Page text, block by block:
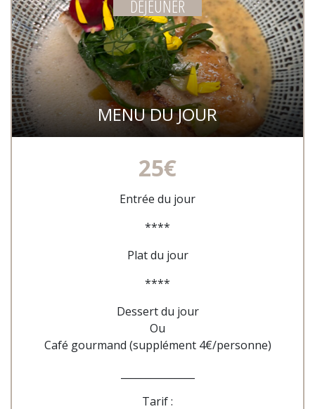
DEJEUNER
MENU DU JOUR
25€
Entrée du jour
****
Plat du jour
****
Dessert du jour
Ou
Café gourmand (supplément 4€/personne)
Tarif :